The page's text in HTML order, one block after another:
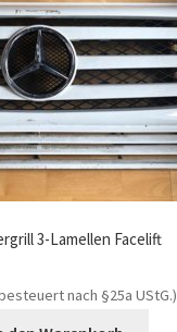
3-Lamellen Facelift
nach §25a UStG.)